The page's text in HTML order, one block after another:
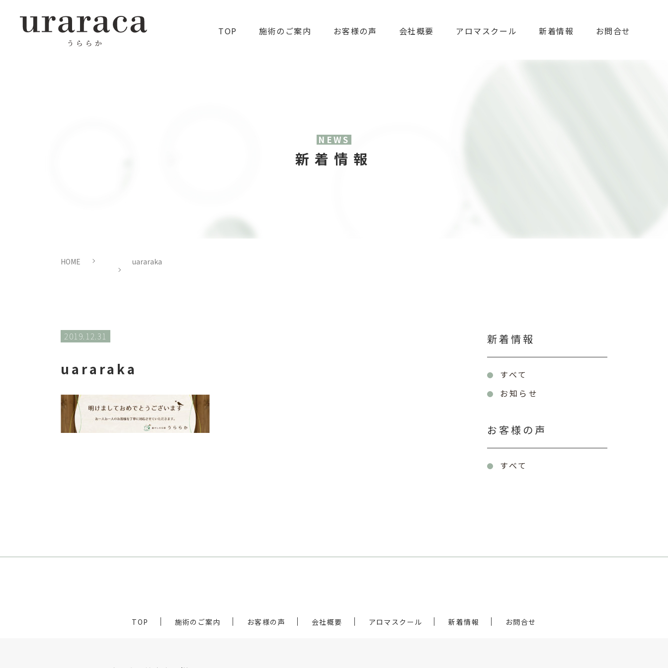
TOP 施術のご案内 お客様の声 会社概要 アロマスクール 新着情報 お問合せ
NEWS
新着情報
HOME uararaka
2019.12.31
uararaka
新着情報
すべて
お知らせ
お客様の声
すべて
TOP 施術のご案内 お客様の声 会社概要 アロマスクール 新着情報 お問合せ